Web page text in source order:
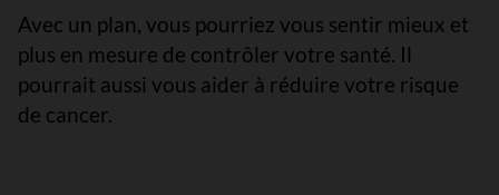
Avec un plan, vous pourriez vous sentir mieux et
plus en mesure de contrôler votre santé. Il
pourrait aussi vous aider à réduire votre risque
de cancer.